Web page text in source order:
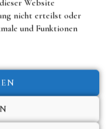
Website
nicht erteilst oder
und Funktionen